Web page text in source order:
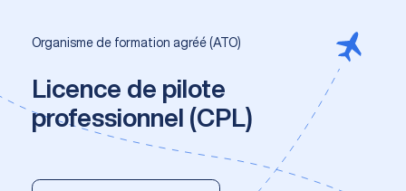
Organisme de formation agréé (ATO)
Licence de pilote
professionnel (CPL)